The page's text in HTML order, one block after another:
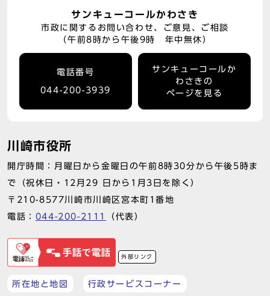
サンキューコールかわさき
市政に関するお問い合わせ、ご意見、ご相談
（午前8時から午後9時 年中無休）
電話番号
044-200-3939
サンキューコールか
わさきの
ページを見る
川崎市役所
開庁時間：月曜日から金曜日の午前8時30分から午後5時ま
で（祝休日・12月29 日から1月3日を除く）
〒210-8577川崎市川崎区宮本町1番地
電話： 044-200-2111 （代表）
外部リンク
所在地と地図 行政サービスコーナー